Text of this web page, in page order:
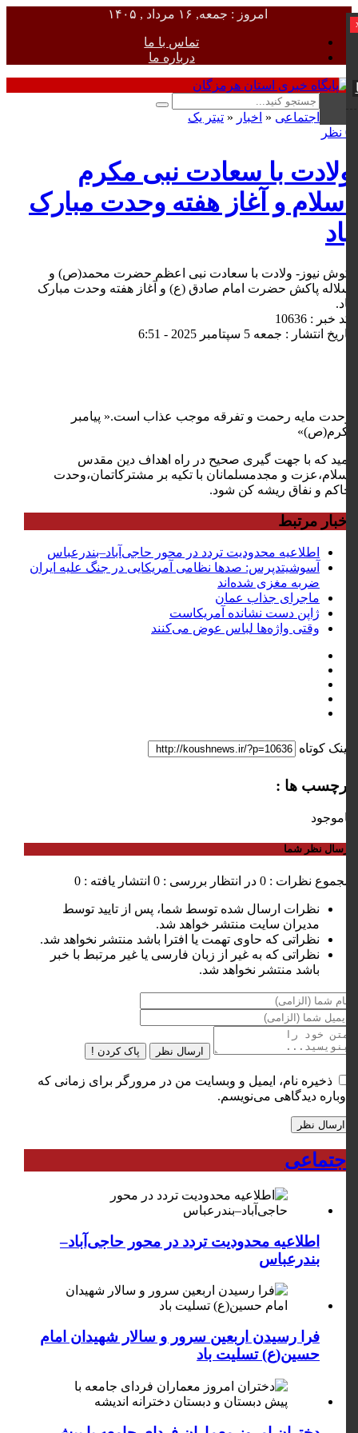
امروز : جمعه, ۱۶ مرداد , ۱۴۰۵
تماس با ما
درباره ما
اجتماعی « اخبار « تیتر یک
0 نظر
ولادت با سعادت نبی مکرم
اسلام و آغاز هفته وحدت مبارک
باد
کوش نیوز- ولادت با سعادت نبی اعظم حضرت محمد(ص) و
سلاله پاکش حضرت امام صادق (ع) و آغاز هفته وحدت مبارک
باد.
کد خبر : 10636
تاریخ انتشار : جمعه 5 سپتامبر 2025 - 6:51
وحدت مایه رحمت و تفرقه موجب عذاب است.« پیامبر
اکرم(ص)»
امید که با جهت گیری صحیح در راه اهداف دین مقدس
اسلام،عزت و مجدمسلمانان با تکیه بر مشترکاتمان،وحدت
حاکم و نفاق ریشه کن شود.
اخبار مرتبط
اطلاعیه محدودیت تردد در محور حاجی‌آباد–بندرعباس
آسوشیتدپرس: صدها نظامی آمریکایی در جنگ علیه ایران
ضربه مغزی شده‌اند
ماجرای جذاب عمان
ژاپن دست نشانده آمریکاست
وقتی واژه‌ها لباس عوض می‌کنند
لینک کوتاه
برچسب ها :
ناموجود
ارسال نظر شما
مجموع نظرات : 0 در انتظار بررسی : 0 انتشار یافته : 0
نظرات ارسال شده توسط شما، پس از تایید توسط
مدیران سایت منتشر خواهد شد.
نظراتی که حاوی تهمت یا افترا باشد منتشر نخواهد شد.
نظراتی که به غیر از زبان فارسی یا غیر مرتبط با خبر
باشد منتشر نخواهد شد.
ارسال نظر پاک کردن !
ذخیره نام، ایمیل و وبسایت من در مرورگر برای زمانی که
دوباره دیدگاهی می‌نویسم.
اجتماعی
اطلاعیه محدودیت تردد در محور حاجی‌آباد–
بندرعباس
فرا رسیدن اربعین سرور و سالار شهیدان امام
حسین(ع) تسلیت باد